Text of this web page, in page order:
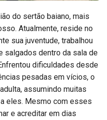
do sertão baiano, mais
Atualmente, reside no
sua juventude, trabalhou
salgados dentro da sala de
dificuldades desde
pesadas em vícios, o
assumindo muitas
eles. Mesmo com esses
e acreditar em dias